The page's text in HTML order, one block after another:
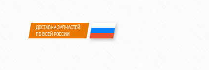
ДОСТАВКА ЗАПЧАСТЕЙ
ПО ВСЕЙ РОССИИ